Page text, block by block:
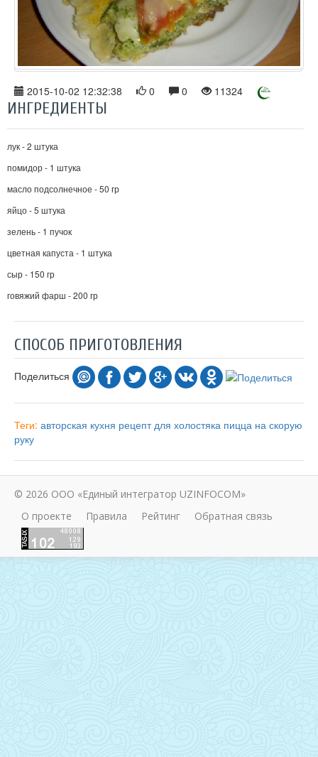
2015-10-02 12:32:38 0 0 11324
ИНГРЕДИЕНТЫ
лук - 2 штука
помидор - 1 штука
масло подсолнечное - 50 гр
яйцо - 5 штука
зелень - 1 пучок
цветная капуста - 1 штука
сыр - 150 гр
говяжий фарш - 200 гр
СПОСОБ ПРИГОТОВЛЕНИЯ
Поделиться
Теги: авторская кухня рецепт для холостяка пицца на скорую
руку
© 2026 ООО «Единый интегратор UZINFOCOM»
О проекте
Правила Рейтинг Обратная связь